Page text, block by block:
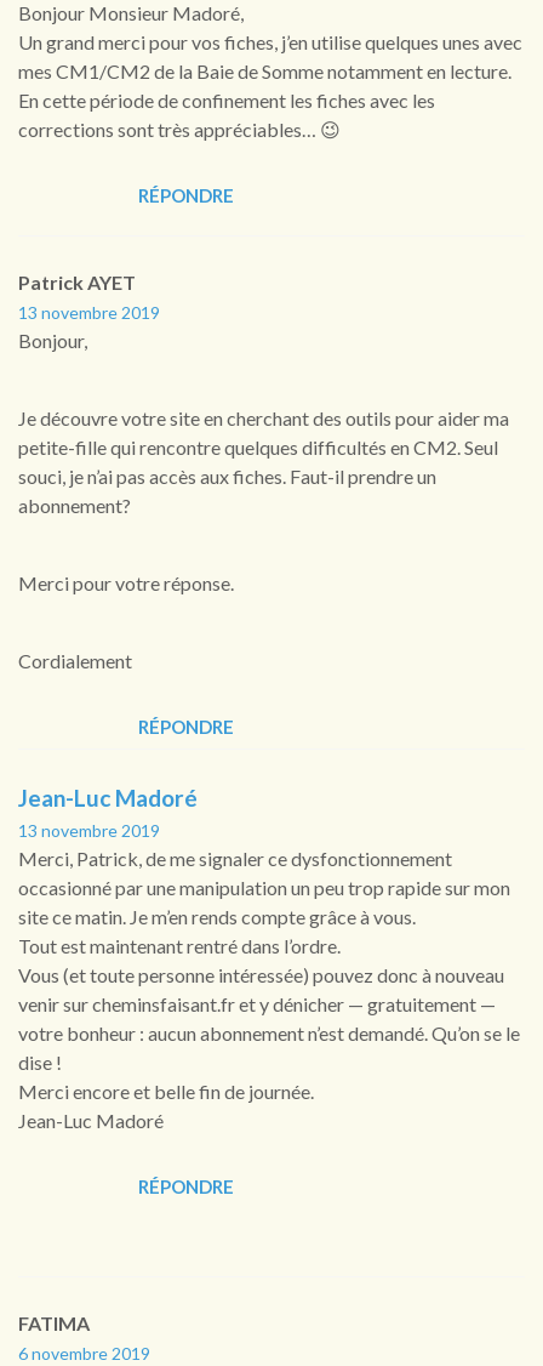
Bonjour Monsieur Madoré,
Un grand merci pour vos fiches, j’en utilise quelques unes avec
mes CM1/CM2 de la Baie de Somme notamment en lecture.
En cette période de confinement les fiches avec les
corrections sont très appréciables… 😉
RÉPONDRE
Patrick AYET
13 novembre 2019
Bonjour,
Je découvre votre site en cherchant des outils pour aider ma
petite-fille qui rencontre quelques difficultés en CM2. Seul
souci, je n’ai pas accès aux fiches. Faut-il prendre un
abonnement?
Merci pour votre réponse.
Cordialement
RÉPONDRE
Jean-Luc Madoré
13 novembre 2019
Merci, Patrick, de me signaler ce dysfonctionnement
occasionné par une manipulation un peu trop rapide sur mon
site ce matin. Je m’en rends compte grâce à vous.
Tout est maintenant rentré dans l’ordre.
Vous (et toute personne intéressée) pouvez donc à nouveau
venir sur cheminsfaisant.fr et y dénicher — gratuitement —
votre bonheur : aucun abonnement n’est demandé. Qu’on se le
dise !
Merci encore et belle fin de journée.
Jean-Luc Madoré
RÉPONDRE
FATIMA
6 novembre 2019